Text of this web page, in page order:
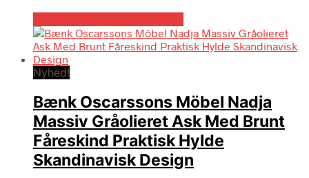
Nyhed!
Bænk Oscarssons Möbel Nadja
Massiv Gråolieret Ask Med Brunt
Fåreskind Praktisk Hylde
Skandinavisk Design